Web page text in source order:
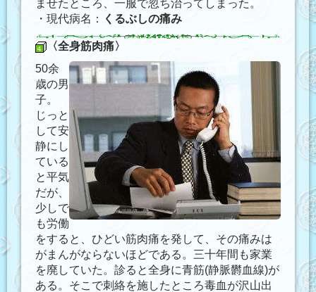
ませたところ、一服で忽ち治ってしまった。
・現代病名：
くるぶしの痛み
〈全身筋肉痛〉
50余
歳の男
子。
じっと
して安
静にし
ている
と平気
だが、
少しで
も労働
をすると、ひどい筋肉痛を発して、その痛みは
がまんがならないほどである。三十年間も家業
を廃していた。診ると全身に青筋(静脈欝血線)が
ある。そこで刺絡を施したところ毒血が沢山出